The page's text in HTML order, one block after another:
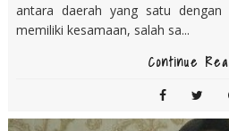
antara daerah yang satu
memiliki kesamaan, salah sa...
Continue